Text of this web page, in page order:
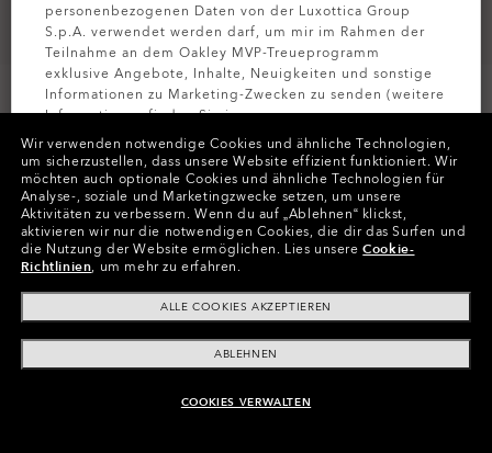
ZUM WARENKORB HINZUFÜGEN
Farben (2) GläserBlack Iridium,
In Raten zahlen
Wir verwenden notwendige Cookies und ähnliche Technologien,
um sicherzustellen, dass unsere Website effizient funktioniert. Wir
möchten auch optionale Cookies und ähnliche Technologien für
Analyse-, soziale und Marketingzwecke setzen, um unsere
Aktivitäten zu verbessern. Wenn du auf „Ablehnen“ klickst,
aktivieren wir nur die notwendigen Cookies, die dir das Surfen und
die Nutzung der Website ermöglichen. Lies unsereCookie-
Richtlinien, um mehr zu erfahren.
ALLE COOKIES AKZEPTIEREN
ABLEHNEN
COOKIES VERWALTEN
personenbezogenen Daten von der Luxottica Group
S.p.A. verwendet werden darf, um mir im Rahmen der
Teilnahme an dem Oakley MVP-Treueprogramm
exklusive Angebote, Inhalte, Neuigkeiten und sonstige
Informationen zu Marketing-Zwecken zu senden (weitere
Informationen finden Sie in unserer
Datenschutzbestimmungen ).
MELDEN SIE